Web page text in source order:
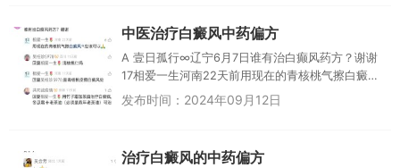
中医治疗白癜风中药偏方
A 壹日孤行∞辽宁6月7日谁有治白癫风药方？谢谢
17相爱一生河南22天前用现在的青核桃气擦白癜风
○应该可以吴桂珍59780∞四川11天前回复相爱一
发布时间：2024年09月12日
治疗白癜风的中药偏方